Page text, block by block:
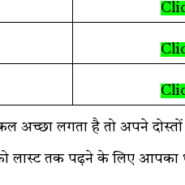
अच्छा लगता है तो अपने
लास्ट तक पढ़ने के लिए आपका